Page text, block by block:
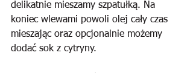
delikatnie mieszamy szpatułką. Na
koniec wlewami powoli olej cały czas
mieszając oraz opcjonalnie możemy
dodać sok z cytryny.